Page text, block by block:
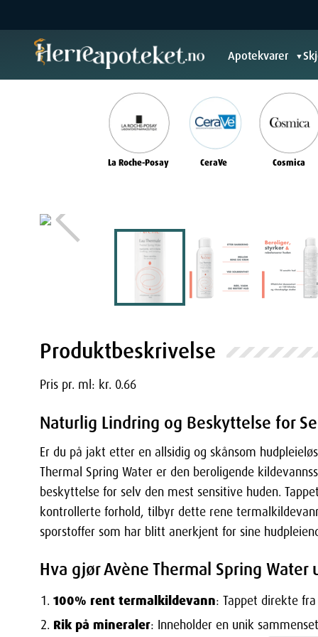
Apotekvarer ▼
La Roche-Posay CeraVe Cosmica
Produktbeskrivelse
Pris pr. ml: kr. 0.66
Naturlig Lindring og Beskyttelse for
Er du på jakt etter en allsidig og skånsom
Thermal Spring Water er den beroligende
beskyttelse for selv den mest sensitive huden.
kontrollerte forhold, tilbyr dette rene
sporstoffer som har blitt anerkjent for sine
Hva gjør Avène Thermal Spring Water
100% rent termalkildevann: Tappet direkte
Rik på mineraler: Inneholder en unik